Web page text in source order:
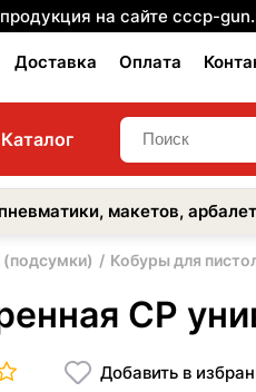
на сайте cccp-
Доставка Оплата
Каталог
макетов,
Кобуры для
CP
Добавить в